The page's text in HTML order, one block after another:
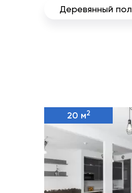
Деревянный пол
20 м2